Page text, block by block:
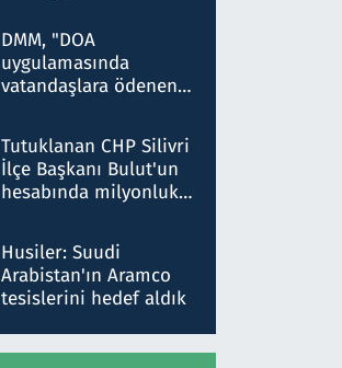
DMM, "DOA
uygulamasında
vatandaşlara ödenen
düşürüldüğü" iddiasını
yalanladı
Tutuklanan CHP Silivri
İlçe Başkanı Bulut'un
hesabında milyonluk
talimat verdi, ben
gönderdim
Husiler: Suudi
Arabistan'ın Aramco
tesislerini hedef aldık